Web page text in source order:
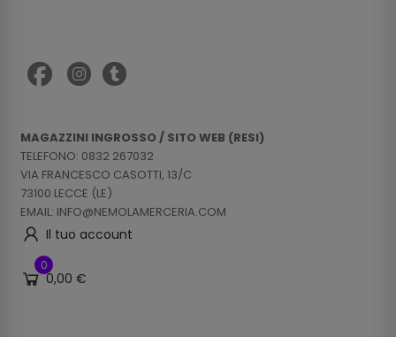
MAGAZZINI INGROSSO / SITO WEB (RESI)
TELEFONO: 0832 267032
VIA FRANCESCO CASOTTI, 13/C
73100 LECCE (LE)
EMAIL: INFO@NEMOLAMERCERIA.COM
Il tuo account
0
0,00 €